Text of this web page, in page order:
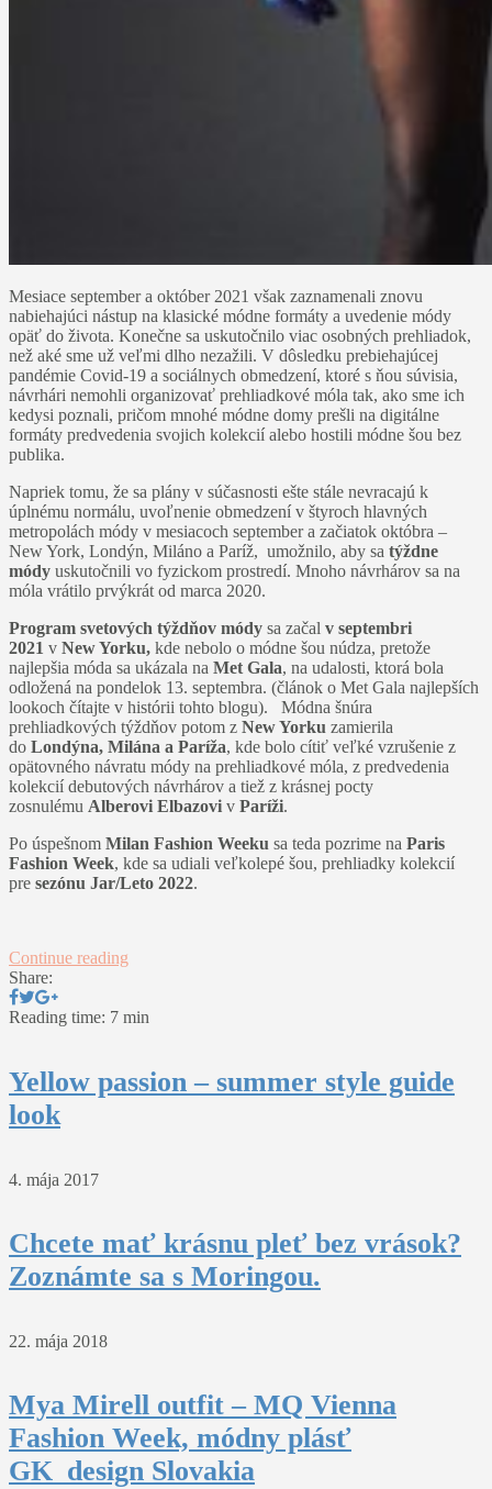
Mesiace september a október 2021 však zaznamenali znovu
nabiehajúci nástup na klasické módne formáty a uvedenie módy
opäť do života. Konečne sa uskutočnilo viac osobných prehliadok,
než aké sme už veľmi dlho nezažili. V dôsledku prebiehajúcej
pandémie Covid-19 a sociálnych obmedzení, ktoré s ňou súvisia,
návrhári nemohli organizovať prehliadkové móla tak, ako sme ich
kedysi poznali, pričom mnohé módne domy prešli na digitálne
formáty predvedenia svojich kolekcií alebo hostili módne šou bez
publika.
Napriek tomu, že sa plány v súčasnosti ešte stále nevracajú k
úplnému normálu, uvoľnenie obmedzení v štyroch hlavných
metropolách módy v mesiacoch september a začiatok októbra –
New York, Londýn, Miláno a Paríž, umožnilo, aby sa týždne
módy uskutočnili vo fyzickom prostredí. Mnoho návrhárov sa na
móla vrátilo prvýkrát od marca 2020.
Program svetových týždňov módy sa začal v septembri
2021 v New Yorku, kde nebolo o módne šou núdza, pretože
najlepšia móda sa ukázala na Met Gala, na udalosti, ktorá bola
odložená na pondelok 13. septembra. (článok o Met Gala najlepších
lookoch čítajte v histórii tohto blogu). Módna šnúra
prehliadkových týždňov potom z New Yorku zamierila
do Londýna, Milána a Paríža, kde bolo cítiť veľké vzrušenie z
opätovného návratu módy na prehliadkové móla, z predvedenia
kolekcií debutových návrhárov a tiež z krásnej pocty
zosnulému Alberovi Elbazovi v Paríži.
Po úspešnom Milan Fashion Weeku sa teda pozrime na Paris
Fashion Week, kde sa udiali veľkolepé šou, prehliadky kolekcií
pre sezónu Jar/Leto 2022.
Continue reading
Share:
Reading time: 7 min
Yellow passion – summer style guide
look
4. mája 2017
Chcete mať krásnu pleť bez vrások?
Zoznámte sa s Moringou.
22. mája 2018
Mya Mirell outfit – MQ Vienna
Fashion Week, módny plásť
GK_design Slovakia